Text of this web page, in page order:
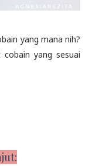
yang mana nih?
yang sesuai